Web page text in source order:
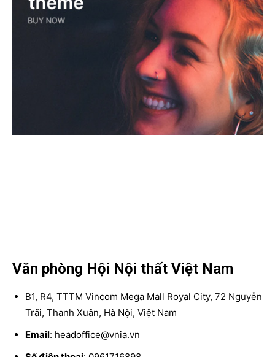
Văn phòng Hội Nội thất Việt Nam
B1, R4, TTTM Vincom Mega Mall Royal City, 72 Nguyễn
Trãi, Thanh Xuân, Hà Nội, Việt Nam
Email: headoffice@vnia.vn